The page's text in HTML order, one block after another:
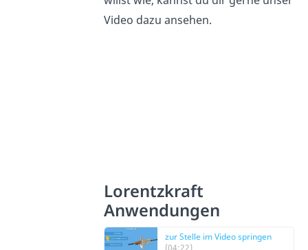
Video dazu ansehen.
Lorentzkraft
Anwendungen
zur Stelle im Video springen
(04:22)